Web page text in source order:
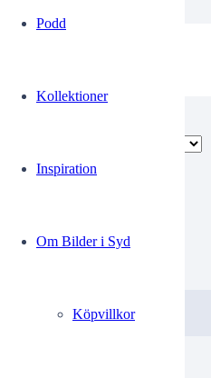
Podd
Kollektioner
Inspiration
Om Bilder i Syd
Köpvillkor
0.00kr
Välj alternativ